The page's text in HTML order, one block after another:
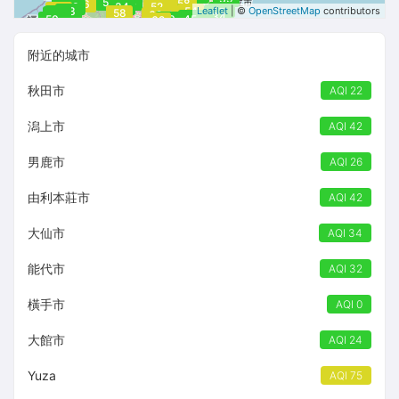
51 47
53
52 41
46
23 45
50
23
58
62
58
50 54 29
23
48 52
45
50 45
62
34
50 34
56 Leaflet | © OpenStreetMap contributors
附近的城市
秋田市 AQI 22
潟上市 AQI 42
男鹿市 AQI 26
由利本莊市 AQI 42
大仙市 AQI 34
能代市 AQI 32
橫手市 AQI 0
大館市 AQI 24
Yuza AQI 75